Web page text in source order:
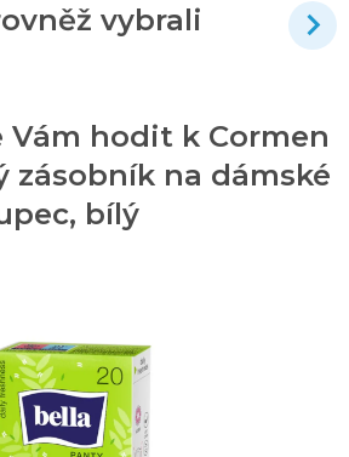
vybrali
Vám hodit k Cormen
zásobník na dámské
bílý